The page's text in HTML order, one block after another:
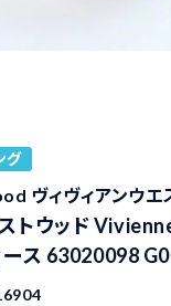
グ
ヴィヴィアンウエ
ストウッド
ース 63020098